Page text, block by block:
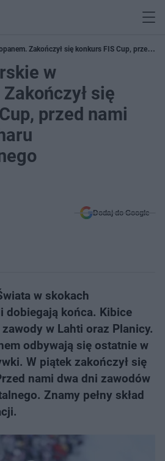
Zakończył się konkurs FIS Cup, przed
w
się
przed nami
Dodaj do Google
w skokach
dobiegają końca. Kibice
w Lahti oraz Planicy.
odbywają się ostatnie w
W piątek zakończył się
nami dwa dni zawodów
Znamy pełny skład